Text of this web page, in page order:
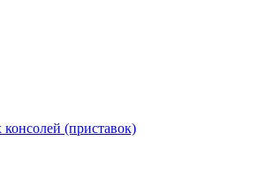
(приставок)